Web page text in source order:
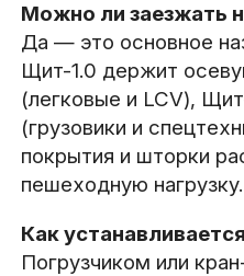
Можно ли заезжать
Да — это основное
Щит-1.0 держит
(легковые и LCV),
(грузовики и
покрытия и шторки
пешеходную нагрузку.
Как
Погрузчиком или